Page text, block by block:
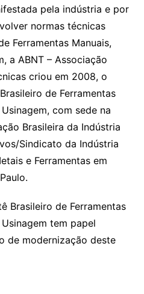
pela indústria e por
normas técnicas
Ferramentas Manuais,
a ABNT – Associação
criou em 2008, o
de Ferramentas
com sede na
Brasileira da Indústria
Sindicato da Indústria
e Ferramentas em
Brasileiro de Ferramentas
tem papel
de modernização deste